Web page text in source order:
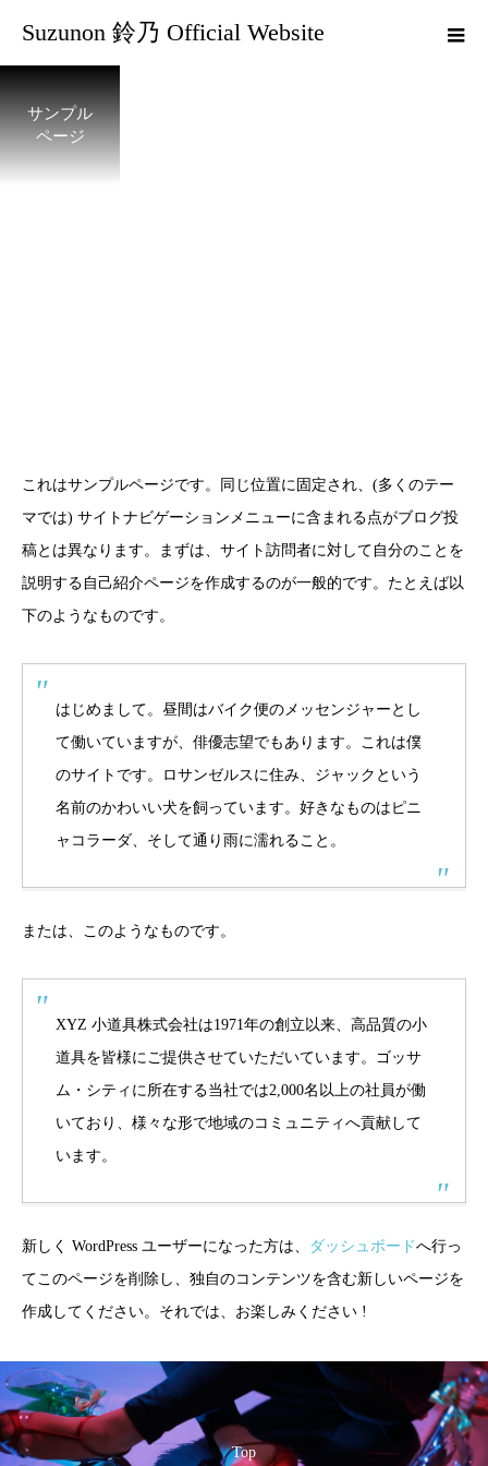
Suzunon 鈴乃 Official Website
サンプル
ページ
これはサンプルページです。同じ位置に固定され、(多くのテー
マでは) サイトナビゲーションメニューに含まれる点がブログ投
稿とは異なります。まずは、サイト訪問者に対して自分のことを
説明する自己紹介ページを作成するのが一般的です。たとえば以
下のようなものです。
はじめまして。昼間はバイク便のメッセンジャーとし
て働いていますが、俳優志望でもあります。これは僕
のサイトです。ロサンゼルスに住み、ジャックという
名前のかわいい犬を飼っています。好きなものはピニ
ャコラーダ、そして通り雨に濡れること。
または、このようなものです。
XYZ 小道具株式会社は1971年の創立以来、高品質の小
道具を皆様にご提供させていただいています。ゴッサ
ム・シティに所在する当社では2,000名以上の社員が働
いており、様々な形で地域のコミュニティへ貢献して
います。
新しく WordPress ユーザーになった方は、 ダッシュボードへ行っ
てこのページを削除し、独自のコンテンツを含む新しいページを
作成してください。それでは、お楽しみください !
Top